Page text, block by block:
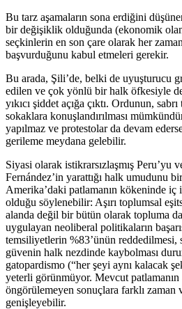
Bu tarz aşamaların sona erdiğini
bir değişiklik olduğunda (ekonomik
seçkinlerin en son çare olarak her
başvurduğunu kabul etmeleri gerekir.
Bu arada, Şili’de, belki de uyuşturucu
edilen ve çok yönlü bir halk öfkesiyle
yıkıcı şiddet açığa çıktı. Ordunun,
sokaklara konuşlandırılması
yapılmaz ve protestolar da devam
gerileme meydana gelebilir.
Siyasi olarak istikrarsızlaşmış Peru’yu
Fernández’in yarattığı halk umudunu
Amerika’daki patlamanın kökeninde iç
olduğu söylenebilir: Aşırı toplumsal
alanda değil bir bütün olarak topluma da
uygulayan neoliberal politikaların
temsiliyetlerin %83’ünün reddedilmesi,
güvenin halk nezdinde kaybolması
gatopardismo (“her şeyi aynı kalacak
yeterli görünmüyor. Mevcut patlamanın
öngörülemeyen sonuçlara farklı zaman
genişleyebilir.